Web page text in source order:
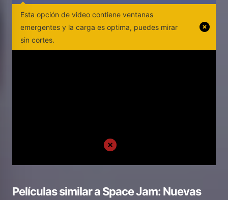
Esta opción de video contiene ventanas
emergentes y la carga es optima, puedes mirar
sin cortes.
Películas similar aSpace Jam: Nuevas